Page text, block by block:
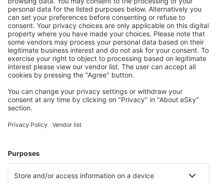
Ladda ner vår appför att enkelt planera
dina resor
Planera din resa
Billiga flyg
Weekendresor
Flyg+Hotell
Hotell